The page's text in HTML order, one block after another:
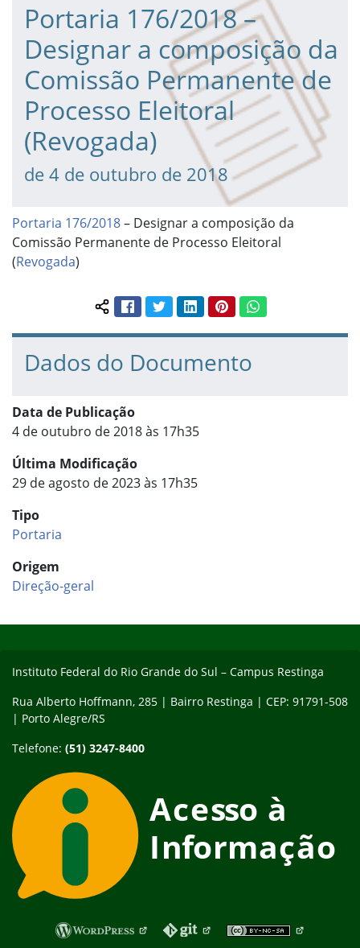
Portaria 176/2018 –
Designar a composição da
Comissão Permanente de
Processo Eleitoral
(Revogada)
de 4 de outubro de 2018
Portaria 176/2018– Designar a composição da
Comissão Permanente de Processo Eleitoral
(Revogada)
Compartilhar conteúdo:
FacebookTwitterLinkedInPinterestWhatsApp
Dados do Documento
Data de Publicação
4 de outubro de 2018 às 17h35
Última Modificação
29 de agosto de 2023 às 17h35
Tipo
Portaria
Origem
Direção-geral
Instituto Federal do Rio Grande do Sul – Campus Restinga
Rua Alberto Hoffmann, 285 | Bairro Restinga | CEP: 91791-508
| Porto Alegre/RS
Telefone: (51) 3247-8400